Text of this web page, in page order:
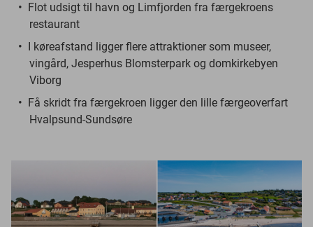
Flot udsigt til havn og Limfjorden fra færgekroens
restaurant
I køreafstand ligger flere attraktioner som museer,
vingård, Jesperhus Blomsterpark og domkirkebyen
Viborg
Få skridt fra færgekroen ligger den lille færgeoverfart
Hvalpsund-Sundsøre